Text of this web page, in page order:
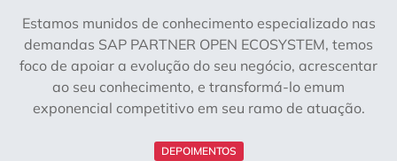
Estamos munidos de conhecimento especializado nas
demandas SAP PARTNER OPEN ECOSYSTEM, temos
foco de apoiar a evolução do seu negócio, acrescentar
ao seu conhecimento, e transformá-lo emum
exponencial competitivo em seu ramo de atuação.
DEPOIMENTOS